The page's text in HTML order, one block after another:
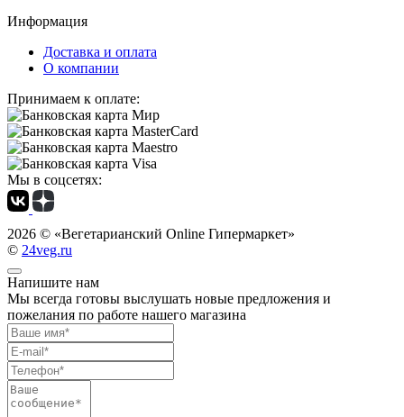
Информация
Доставка и оплата
О компании
Принимаем к оплате:
Мы в соцсетях:
2026 © «Вегетарианский Online Гипермаркет»
© 24veg.ru
Напишите нам
Мы всегда готовы выслушать новые предложения и
пожелания по работе нашего магазина